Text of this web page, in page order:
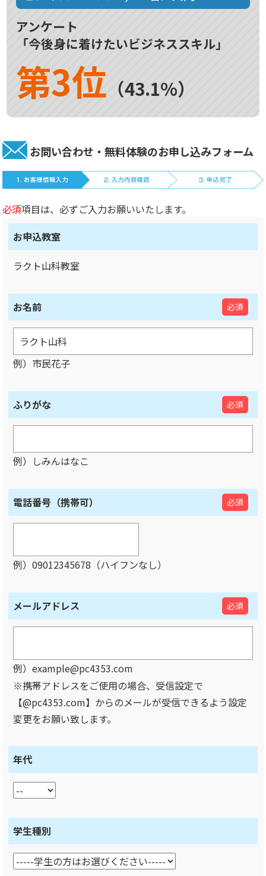
アンケート
「今後身に着けたいビジネススキル」
第3位 （43.1%）
お問い合わせ・無料体験のお申し込みフォーム
必須項目は、必ずご入力お願いいたします。
お申込教室
ラクト山科教室
お名前 必須
例）市民花子
ふりがな 必須
例）しみんはなこ
電話番号（携帯可） 必須
例）09012345678（ハイフンなし）
メールアドレス 必須
例）example@pc4353.com
※携帯アドレスをご使用の場合、受信設定で
【@pc4353.com】からのメールが受信できるよう設定
変更をお願い致します。
年代
学生種別